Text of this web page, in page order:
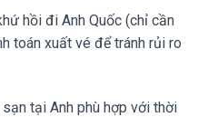
hồi đi Anh Quốc (chỉ cần
toán xuất vé để tránh rủi ro
tại Anh phù hợp với thời